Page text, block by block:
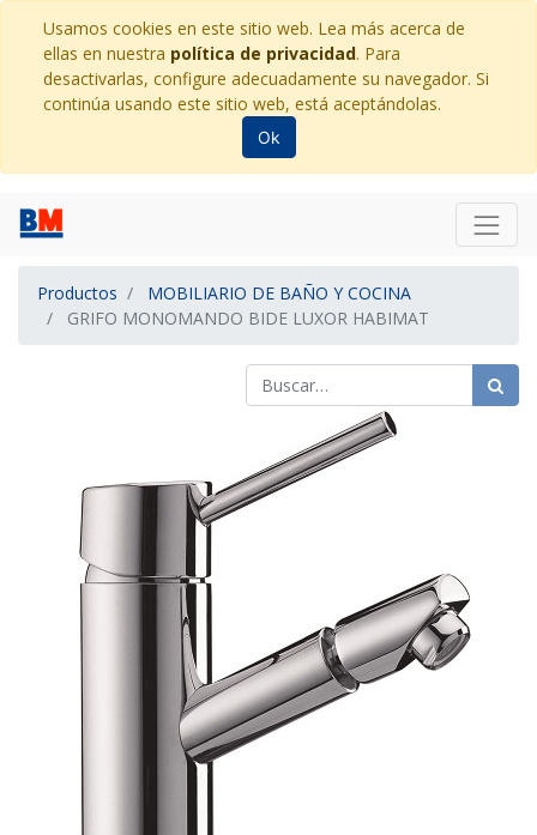
Usamos cookies en este sitio web. Lea más acerca de
ellas en nuestra política de privacidad. Para
desactivarlas, configure adecuadamente su navegador. Si
continúa usando este sitio web, está aceptándolas.
Ok
Productos
MOBILIARIO DE BAÑO Y COCINA
GRIFO MONOMANDO BIDE LUXOR HABIMAT